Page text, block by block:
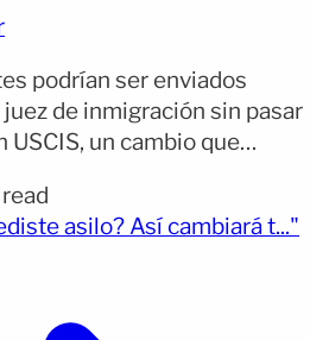
podrían ser enviados
de inmigración sin pasar
un cambio que
de Ciudadanía e
Unidos (USCIS) cambió las
asilo? Así cambiará t..."